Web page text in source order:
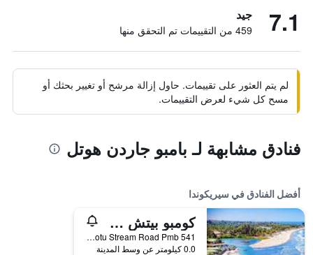
7.1 جيد
459 من التقييمات تم التحقق منها
لم يتم العثور على تقييمات. حاول إزالة مرشح أو تغيير بحثك أو
مسح كل شيء لعرض التقييمات.
فنادق مشابهة لـ بامبو جاردن هوتل
أفضل الفنادق في سيريكوندا
كومبو بيتش ريزورت
Kotu Stream Road Pmb 541, سيريكوندا, غامبيا
0.0 كيلومتر عن وسط المدينة